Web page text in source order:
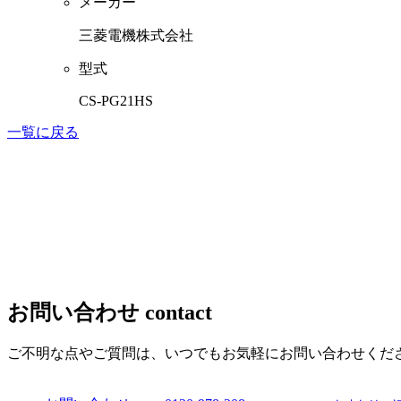
三菱電機株式会社
型式
CS-PG21HS
一覧に戻る
お問い合わせ contact
ご不明な点やご質問は、いつでもお気軽にお問い合わせくだ